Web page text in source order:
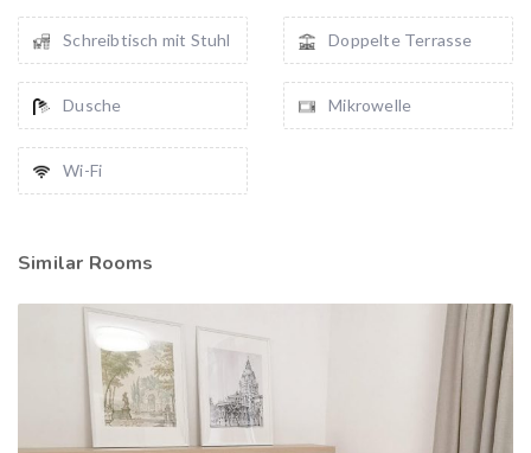
Schreibtisch mit Stuhl Doppelte Terrasse
Dusche Mikrowelle
Wi-Fi
Similar Rooms